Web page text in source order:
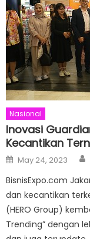
Nasional
Inovasi
Kecantikan
Posted
on
May 24, 2023
BisnisExpo.com
dan kecantikan
(HERO Group)
Trending” dengan